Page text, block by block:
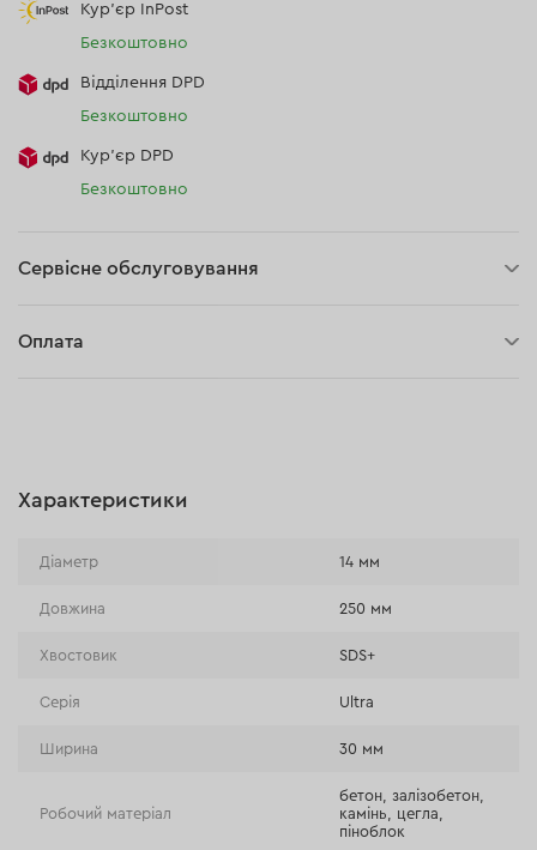
Кур'єр InPost
Безкоштовно
Відділення DPD
Безкоштовно
Кур’єр DPD
Безкоштовно
Сервісне обслуговування
Оплата
Оплата на розрахунковий рахунок (Традиційний переказ)
Оплата при отриманні в магазині
Характеристики
Діаметр 14 мм
Довжина 250 мм
Хвостовик SDS+
Серія Ultra
Ширина 30 мм
Робочий матеріал
бетон, залізобетон,
камінь, цегла,
піноблок